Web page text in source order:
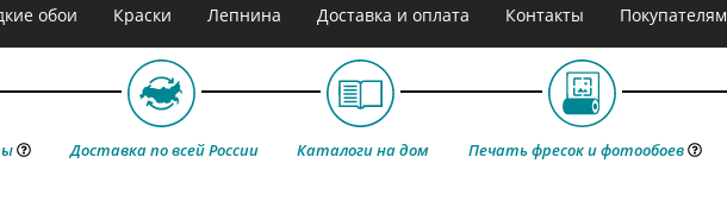
обои Краски Лепнина Доставка и оплата Контакты Покупателям
Доставка по всей России Каталоги на дом Печать фресок и фотообоев